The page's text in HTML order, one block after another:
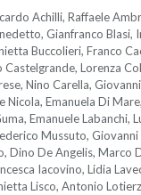
Achilli, Raffaele
Gianfranco Blasi,
Buccolieri, Franco
Castelgrande, Lorenza
Nino Carella,
Nicola, Emanuela Di
Emanuele Labanchi,
Mussuto,
Dino De Angelis, Marco
Iacovino, Lidia
Lisco, Antonio